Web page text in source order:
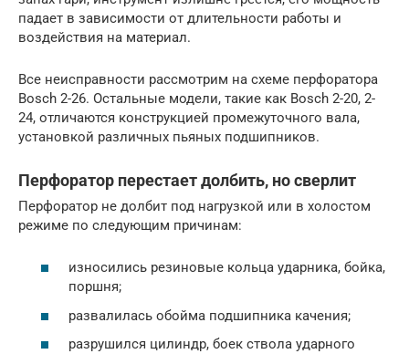
падает в зависимости от длительности работы и
воздействия на материал.
Все неисправности рассмотрим на схеме перфоратора
Bosch 2-26. Остальные модели, такие как Bosch 2-20, 2-
24, отличаются конструкцией промежуточного вала,
установкой различных пьяных подшипников.
Перфоратор перестает долбить, но сверлит
Перфоратор не долбит под нагрузкой или в холостом
режиме по следующим причинам:
износились резиновые кольца ударника, бойка,
поршня;
развалилась обойма подшипника качения;
разрушился цилиндр, боек ствола ударного